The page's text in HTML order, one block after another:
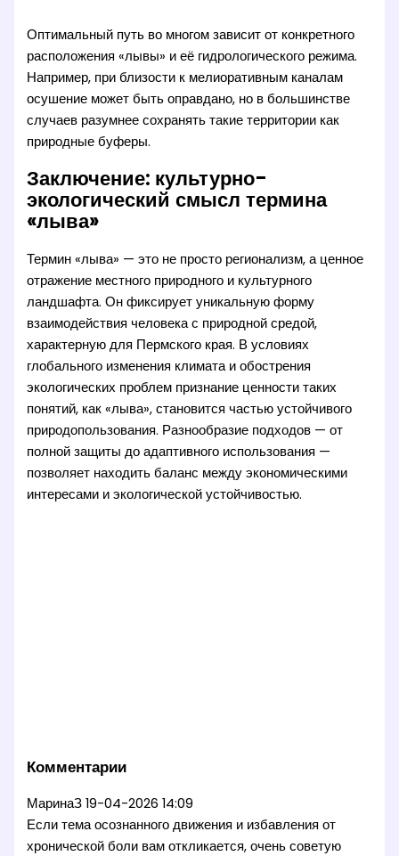
Оптимальный путь во многом зависит от конкретного
расположения «лывы» и её гидрологического режима.
Например, при близости к мелиоративным каналам
осушение может быть оправдано, но в большинстве
случаев разумнее сохранять такие территории как
природные буферы.
Заключение: культурно-
экологический смысл термина
«лыва»
Термин «лыва» — это не просто регионализм, а ценное
отражение местного природного и культурного
ландшафта. Он фиксирует уникальную форму
взаимодействия человека с природной средой,
характерную для Пермского края. В условиях
глобального изменения климата и обострения
экологических проблем признание ценности таких
понятий, как «лыва», становится частью устойчивого
природопользования. Разнообразие подходов — от
полной защиты до адаптивного использования —
позволяет находить баланс между экономическими
интересами и экологической устойчивостью.
Комментарии
МаринаЗ 19-04-2026 14:09
Если тема осознанного движения и избавления от
хронической боли вам откликается, очень советую